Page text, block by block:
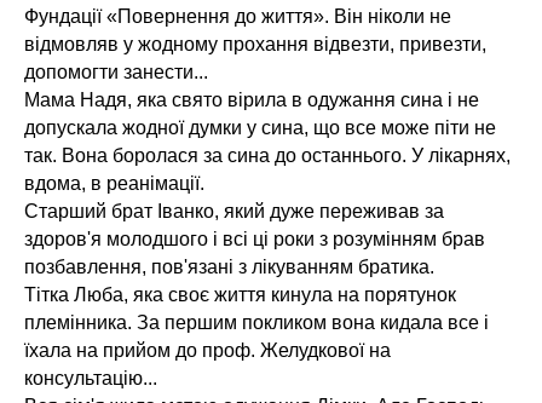
Фундації «Повернення до життя». Він ніколи не
відмовляв у жодному прохання відвезти, привезти,
допомогти занести...
Мама Надя, яка свято вірила в одужання сина і не
допускала жодної думки у сина, що все може піти не
так. Вона боролася за сина до останнього. У лікарнях,
вдома, в реанімації.
Старший брат Іванко, який дуже переживав за
здоров'я молодшого і всі ці роки з розумінням брав
позбавлення, пов'язані з лікуванням братика.
Тітка Люба, яка своє життя кинула на порятунок
племінника. За першим покликом вона кидала все і
їхала на прийом до проф. Желудкової на
консультацію...